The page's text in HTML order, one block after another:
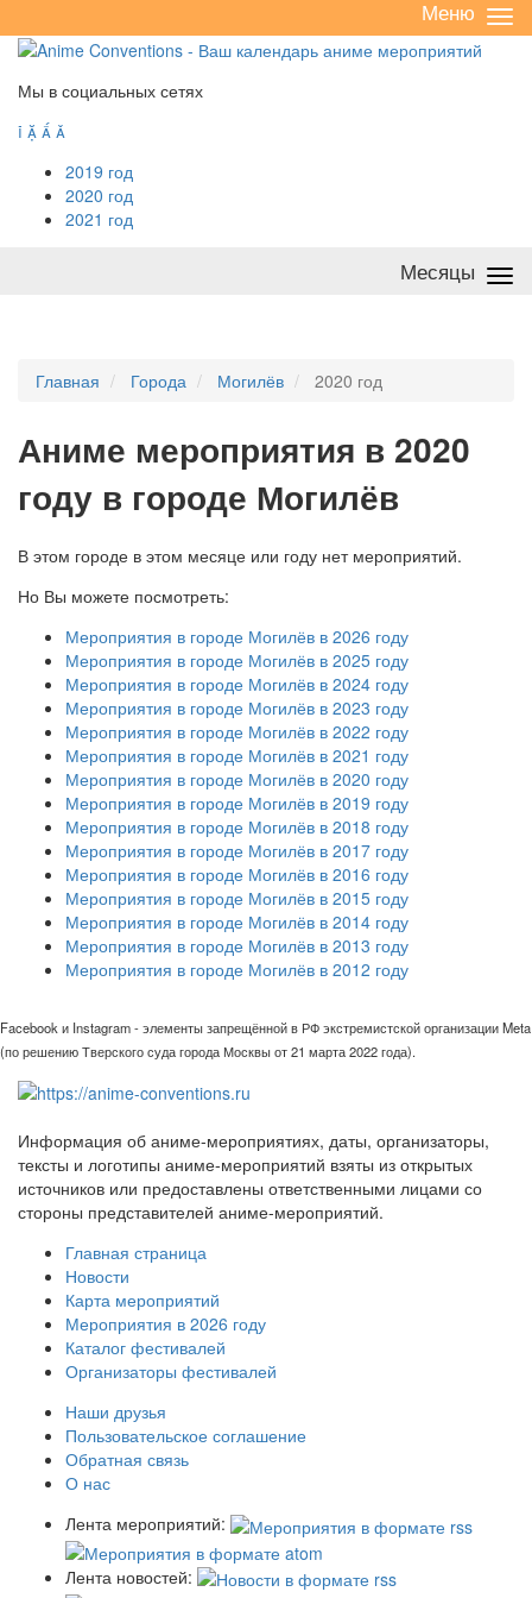
/
Меню
Мы в социальных сетях
   
2019 год
2020 год
2021 год
Месяцы
Главная Города Могилёв 2020 год
Аниме мероприятия в 2020
году в городе Могилёв
В этом городе в этом месяце или году нет мероприятий.
Но Вы можете посмотреть:
Мероприятия в городе Могилёв в 2026 году
Мероприятия в городе Могилёв в 2025 году
Мероприятия в городе Могилёв в 2024 году
Мероприятия в городе Могилёв в 2023 году
Мероприятия в городе Могилёв в 2022 году
Мероприятия в городе Могилёв в 2021 году
Мероприятия в городе Могилёв в 2020 году
Мероприятия в городе Могилёв в 2019 году
Мероприятия в городе Могилёв в 2018 году
Мероприятия в городе Могилёв в 2017 году
Мероприятия в городе Могилёв в 2016 году
Мероприятия в городе Могилёв в 2015 году
Мероприятия в городе Могилёв в 2014 году
Мероприятия в городе Могилёв в 2013 году
Мероприятия в городе Могилёв в 2012 году
Facebook и Instagram - элементы запрещённой в РФ экстремистской организации Meta
(по решению Тверского суда города Москвы от 21 марта 2022 года).
Информация об аниме-мероприятиях, даты, организаторы,
тексты и логотипы аниме-мероприятий взяты из открытых
источников или предоставлены ответственными лицами со
стороны представителей аниме-мероприятий.
Главная страница
Новости
Карта мероприятий
Мероприятия в 2026 году
Каталог фестивалей
Организаторы фестивалей
Наши друзья
Пользовательское соглашение
Обратная связь
О нас
Лента мероприятий:
Лента новостей: